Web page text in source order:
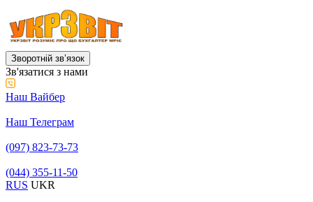
Зворотній звʼязок
Зв'язатися з нами
Наш Вайбер
Наш Телеграм
(097) 823-73-73
(044) 355-11-50
RUS UKR